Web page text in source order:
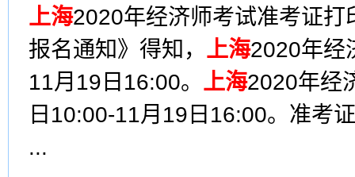
上海2020年经济师考试准考证打
报名通知》得知， 上海2020年经
11月19日16:00。 上海2020年经
日10:00-11月19日16:00。准考
...